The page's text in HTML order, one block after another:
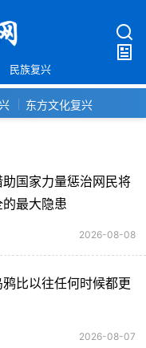
民族复兴
东方文化复兴
国家力量惩治网民将
最大隐患
2026-08-08
比以往任何时候都更
2026-08-07